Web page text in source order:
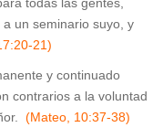
un seminario suyo, y
21)
y continuado
contrarios a la voluntad
(Mateo, 10:37-38)